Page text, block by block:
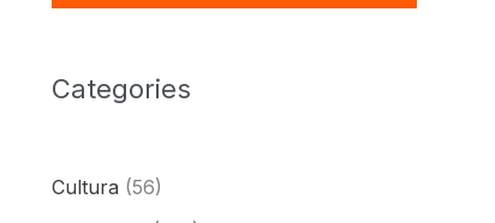
Categories
Cultura (56)